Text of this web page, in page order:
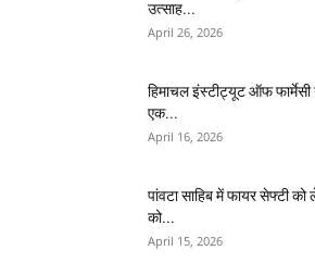
उत्साह...
April 26, 2026
हिमाचल इंस्टीट्यूट ऑफ फार्मेसी
एक...
April 16, 2026
पांवटा साहिब में फायर सेफ्टी को
को...
April 15, 2026